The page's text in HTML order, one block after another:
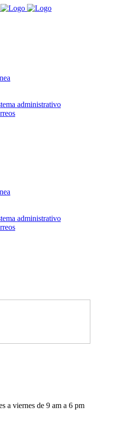
administrativo
administrativo
a viernes de 9 am a 6 pm